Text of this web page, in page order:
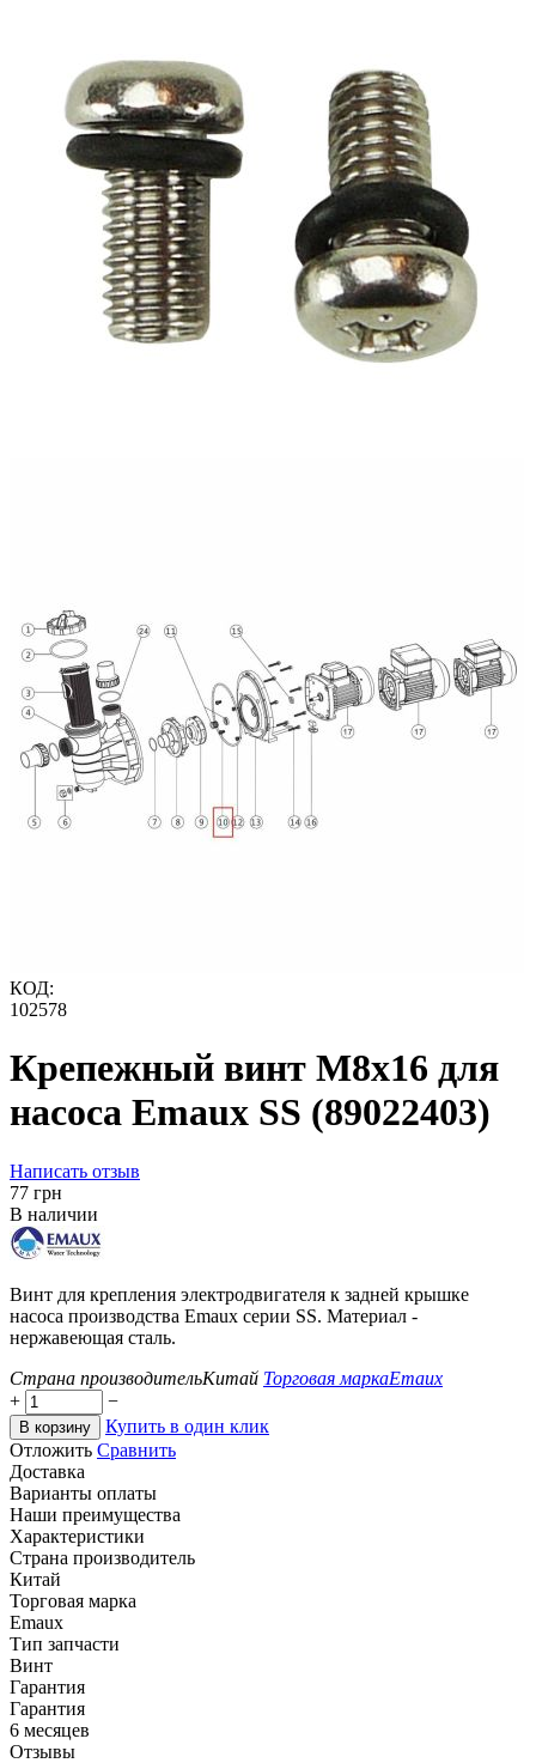
КОД:
102578
Крепежный винт М8x16 для
насоса Emaux SS (89022403)
Написать отзыв
‍77‍ грн
В наличии
Винт для крепления электродвигателя к задней крышке
насоса производства Emaux серии SS. Материал -
нержавеющая сталь.
Страна производительКитай Торговая маркаEmaux
+
−
В корзину
Купить в один клик
Отложить Сравнить
Доставка
Варианты оплаты
Наши преимущества
Характеристики
Страна производитель
Китай
Торговая марка
Emaux
Тип запчасти
Винт
Гарантия
Гарантия
6 месяцев
Отзывы